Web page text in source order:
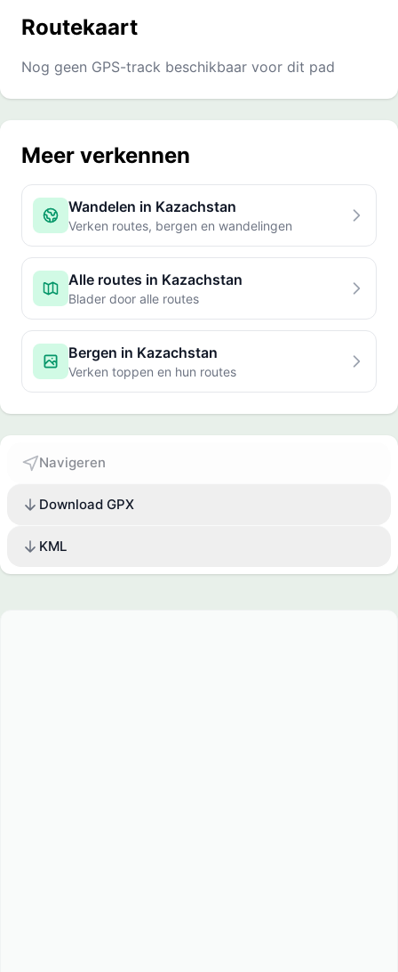
Routekaart
Nog geen GPS-track beschikbaar voor dit pad
Meer verkennen
Wandelen in Kazachstan
Verken routes, bergen en wandelingen
Alle routes in Kazachstan
Blader door alle routes
Bergen in Kazachstan
Verken toppen en hun routes
Navigeren
Download GPX
KML